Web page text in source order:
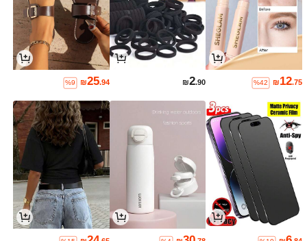
₪12.75
%42
₪2.90
₪25.94
%9